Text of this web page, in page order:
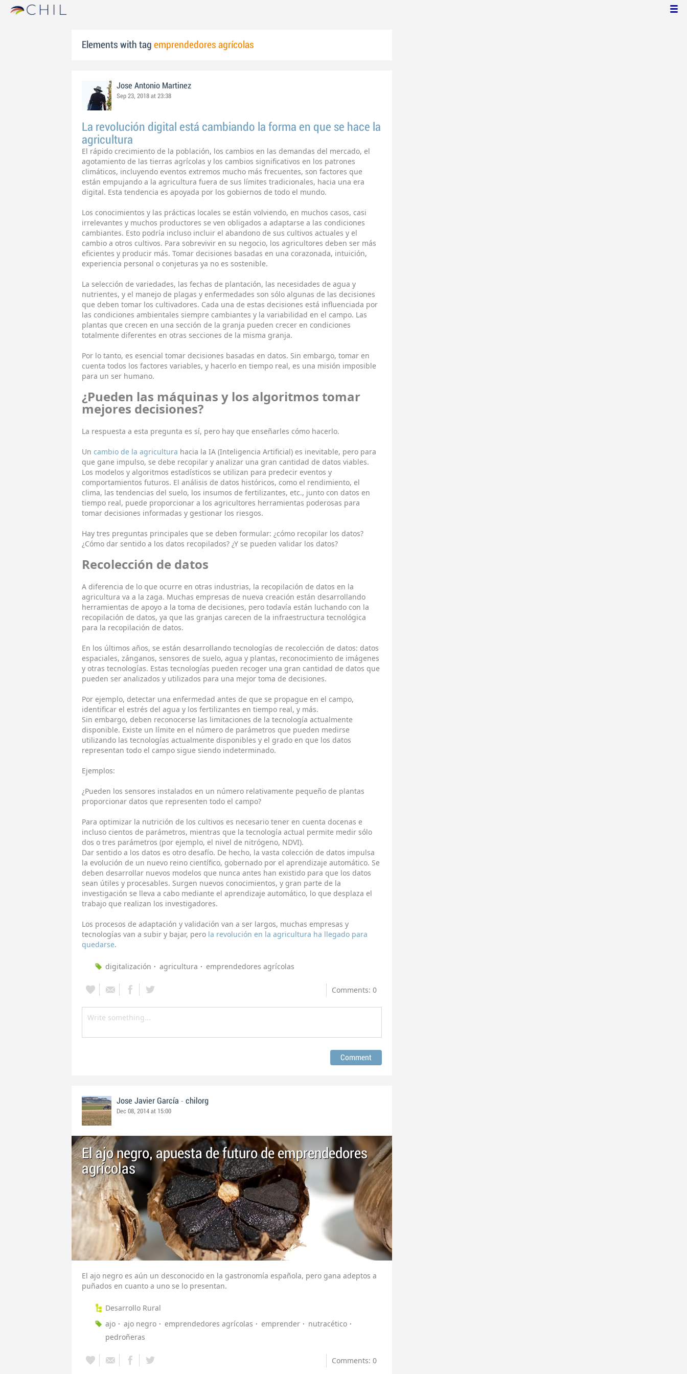
Elements with tag emprendedores agrícolas
Jose Antonio Martinez
Sep 23, 2018 at 23:38
La revolución digital está cambiando la forma en que se hace la
agricultura
El rápido crecimiento de la población, los cambios en las demandas del mercado, el
agotamiento de las tierras agrícolas y los cambios significativos en los patrones
climáticos, incluyendo eventos extremos mucho más frecuentes, son factores que
están empujando a la agricultura fuera de sus límites tradicionales, hacia una era
digital. Esta tendencia es apoyada por los gobiernos de todo el mundo.
Los conocimientos y las prácticas locales se están volviendo, en muchos casos, casi
irrelevantes y muchos productores se ven obligados a adaptarse a las condiciones
cambiantes. Esto podría incluso incluir el abandono de sus cultivos actuales y el
cambio a otros cultivos. Para sobrevivir en su negocio, los agricultores deben ser más
eficientes y producir más. Tomar decisiones basadas en una corazonada, intuición,
experiencia personal o conjeturas ya no es sostenible.
La selección de variedades, las fechas de plantación, las necesidades de agua y
nutrientes, y el manejo de plagas y enfermedades son sólo algunas de las decisiones
que deben tomar los cultivadores. Cada una de estas decisiones está influenciada por
las condiciones ambientales siempre cambiantes y la variabilidad en el campo. Las
plantas que crecen en una sección de la granja pueden crecer en condiciones
totalmente diferentes en otras secciones de la misma granja.
Por lo tanto, es esencial tomar decisiones basadas en datos. Sin embargo, tomar en
cuenta todos los factores variables, y hacerlo en tiempo real, es una misión imposible
para un ser humano.
¿Pueden las máquinas y los algoritmos tomar
mejores decisiones?
La respuesta a esta pregunta es sí, pero hay que enseñarles cómo hacerlo.
Un cambio de la agricultura hacia la IA (Inteligencia Artificial) es inevitable, pero para
que gane impulso, se debe recopilar y analizar una gran cantidad de datos viables.
Los modelos y algoritmos estadísticos se utilizan para predecir eventos y
comportamientos futuros. El análisis de datos históricos, como el rendimiento, el
clima, las tendencias del suelo, los insumos de fertilizantes, etc., junto con datos en
tiempo real, puede proporcionar a los agricultores herramientas poderosas para
tomar decisiones informadas y gestionar los riesgos.
Hay tres preguntas principales que se deben formular: ¿cómo recopilar los datos?
¿Cómo dar sentido a los datos recopilados? ¿Y se pueden validar los datos?
Recolección de datos
A diferencia de lo que ocurre en otras industrias, la recopilación de datos en la
agricultura va a la zaga. Muchas empresas de nueva creación están desarrollando
herramientas de apoyo a la toma de decisiones, pero todavía están luchando con la
recopilación de datos, ya que las granjas carecen de la infraestructura tecnológica
para la recopilación de datos.
En los últimos años, se están desarrollando tecnologías de recolección de datos: datos
espaciales, zánganos, sensores de suelo, agua y plantas, reconocimiento de imágenes
y otras tecnologías. Estas tecnologías pueden recoger una gran cantidad de datos que
pueden ser analizados y utilizados para una mejor toma de decisiones.
Por ejemplo, detectar una enfermedad antes de que se propague en el campo,
identificar el estrés del agua y los fertilizantes en tiempo real, y más.
Sin embargo, deben reconocerse las limitaciones de la tecnología actualmente
disponible. Existe un límite en el número de parámetros que pueden medirse
utilizando las tecnologías actualmente disponibles y el grado en que los datos
representan todo el campo sigue siendo indeterminado.
Ejemplos:
¿Pueden los sensores instalados en un número relativamente pequeño de plantas
proporcionar datos que representen todo el campo?
Para optimizar la nutrición de los cultivos es necesario tener en cuenta docenas e
incluso cientos de parámetros, mientras que la tecnología actual permite medir sólo
dos o tres parámetros (por ejemplo, el nivel de nitrógeno, NDVI).
Dar sentido a los datos es otro desafío. De hecho, la vasta colección de datos impulsa
la evolución de un nuevo reino científico, gobernado por el aprendizaje automático. Se
deben desarrollar nuevos modelos que nunca antes han existido para que los datos
sean útiles y procesables. Surgen nuevos conocimientos, y gran parte de la
investigación se lleva a cabo mediante el aprendizaje automático, lo que desplaza el
trabajo que realizan los investigadores.
Los procesos de adaptación y validación van a ser largos, muchas empresas y
tecnologías van a subir y bajar, pero la revolución en la agricultura ha llegado para
quedarse.
digitalización agricultura emprendedores agrícolas
Comments: 0
Jose Javier García - chilorg
Dec 08, 2014 at 15:00
El ajo negro, apuesta de futuro de emprendedores
agrícolas
El ajo negro es aún un desconocido en la gastronomía española, pero gana adeptos a
puñados en cuanto a uno se lo presentan.
Desarrollo Rural
ajo
ajo negro emprendedores agrícolas emprender
nutracético
pedroñeras
Comments: 0